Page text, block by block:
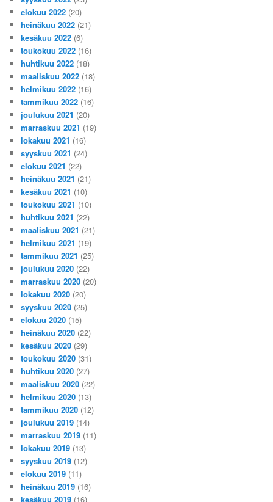
elokuu 2022 (20)
heinäkuu 2022 (21)
kesäkuu 2022 (6)
toukokuu 2022 (16)
huhtikuu 2022 (18)
maaliskuu 2022 (18)
helmikuu 2022 (16)
tammikuu 2022 (16)
joulukuu 2021 (20)
marraskuu 2021 (19)
lokakuu 2021 (16)
syyskuu 2021 (24)
elokuu 2021 (22)
heinäkuu 2021 (21)
kesäkuu 2021 (10)
toukokuu 2021 (10)
huhtikuu 2021 (22)
maaliskuu 2021 (21)
helmikuu 2021 (19)
tammikuu 2021 (25)
joulukuu 2020 (22)
marraskuu 2020 (20)
lokakuu 2020 (20)
syyskuu 2020 (25)
elokuu 2020 (15)
heinäkuu 2020 (22)
kesäkuu 2020 (29)
toukokuu 2020 (31)
huhtikuu 2020 (27)
maaliskuu 2020 (22)
helmikuu 2020 (13)
tammikuu 2020 (12)
joulukuu 2019 (14)
marraskuu 2019 (11)
lokakuu 2019 (13)
syyskuu 2019 (12)
elokuu 2019 (11)
heinäkuu 2019 (16)
kesäkuu 2019 (16)